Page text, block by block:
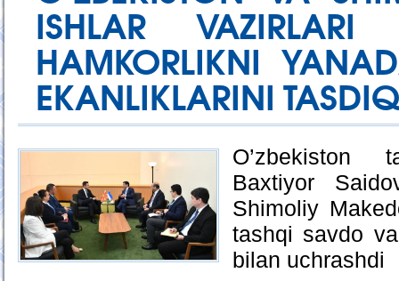
ISHLAR VAZIRLARI
HAMKORLIKNI
EKANLIKLARINI
O’zbekiston
Baxtiyor
Shimoliy
tashqi savdo
bilan uchrashdi